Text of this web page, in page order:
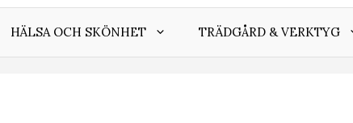
HÄLSA OCH SKÖNHET TRÄDGÅRD & VERKTYG